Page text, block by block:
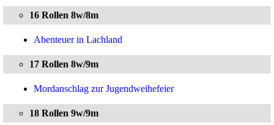
16 Rollen 8w/8m
Abenteuer in Lachland
17 Rollen 8w/9m
Mordanschlag zur Jugendweihefeier
18 Rollen 9w/9m